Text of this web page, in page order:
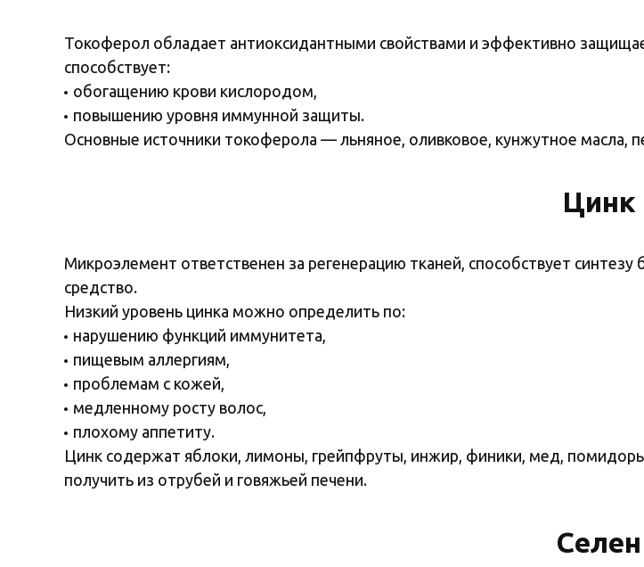
Токоферол обладает антиоксидантными свойствами и эффективно
способствует:
обогащению крови кислородом,
повышению уровня иммунной защиты.
Основные источники токоферола — льняное, оливковое, кунжутное масла,
Цинк
Микроэлемент ответственен за регенерацию тканей, способствует
средство.
Низкий уровень цинка можно определить по:
нарушению функций иммунитета,
пищевым аллергиям,
проблемам с кожей,
медленному росту волос,
плохому аппетиту.
Цинк содержат яблоки, лимоны, грейпфруты, инжир, финики, мед,
получить из отрубей и говяжьей печени.
Селен